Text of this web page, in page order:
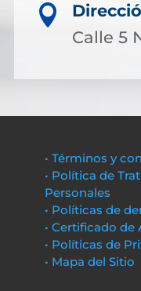

Calle 5
• Términos y
• Política de
Personales
• Políticas de
• Certificado de
• Políticas de
• Mapa del Sitio